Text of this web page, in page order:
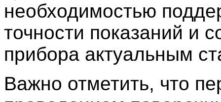
необходимостью
точности показаний и
прибора актуальным
Важно отметить, что